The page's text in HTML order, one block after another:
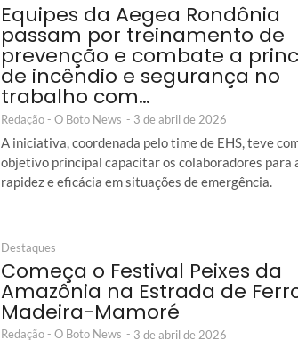
Equipes da Aegea Rondônia
passam por treinamento de
prevenção e combate a
de incêndio e segurança no
trabalho com…
Redação - O Boto News - 3 de abril de 2026
A iniciativa, coordenada pelo time de EHS, teve
objetivo principal capacitar os colaboradores para
rapidez e eficácia em situações de emergência.
Destaques
Começa o Festival Peixes da
Amazônia na Estrada de
Madeira-Mamoré
Redação - O Boto News - 3 de abril de 2026